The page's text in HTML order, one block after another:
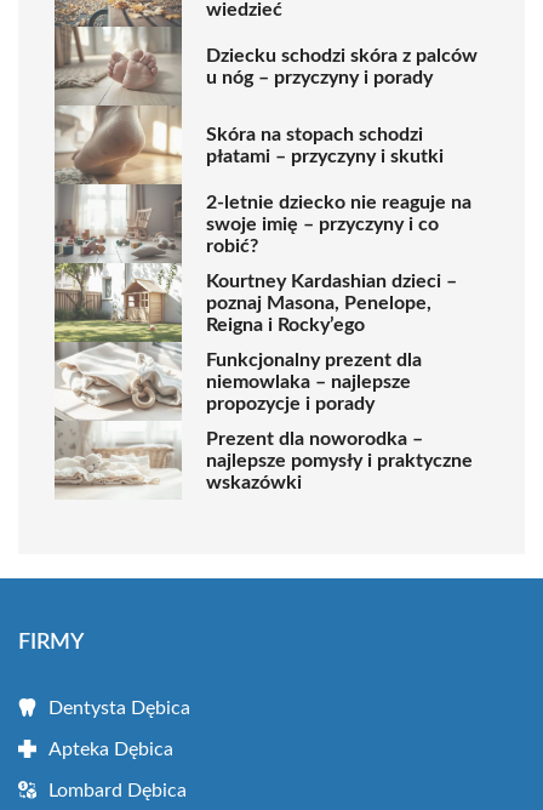
wiedzieć
Dziecku schodzi skóra z palców
u nóg – przyczyny i porady
Skóra na stopach schodzi
płatami – przyczyny i skutki
2-letnie dziecko nie reaguje na
swoje imię – przyczyny i co
robić?
Kourtney Kardashian dzieci –
poznaj Masona, Penelope,
Reigna i Rocky’ego
Funkcjonalny prezent dla
niemowlaka – najlepsze
propozycje i porady
Prezent dla noworodka –
najlepsze pomysły i praktyczne
wskazówki
FIRMY
Dentysta Dębica
Apteka Dębica
Lombard Dębica